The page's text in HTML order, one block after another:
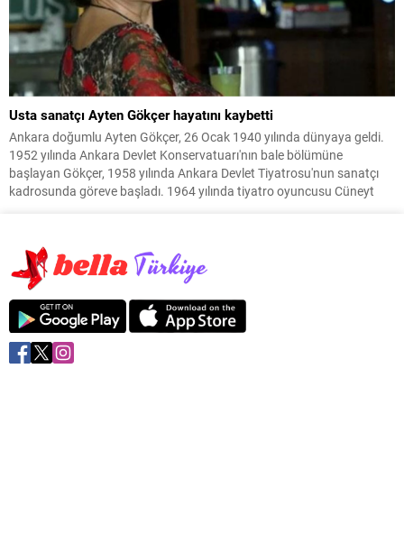
Usta sanatçı Ayten Gökçer hayatını kaybetti
Ankara doğumlu Ayten Gökçer, 26 Ocak 1940 yılında dünyaya geldi.
1952 yılında Ankara Devlet Konservatuarı'nın bale bölümüne
başlayan Gökçer, 1958 yılında Ankara Devlet Tiyatrosu'nun sanatçı
kadrosunda göreve başladı. 1964 yılında tiyatro oyuncusu Cüneyt